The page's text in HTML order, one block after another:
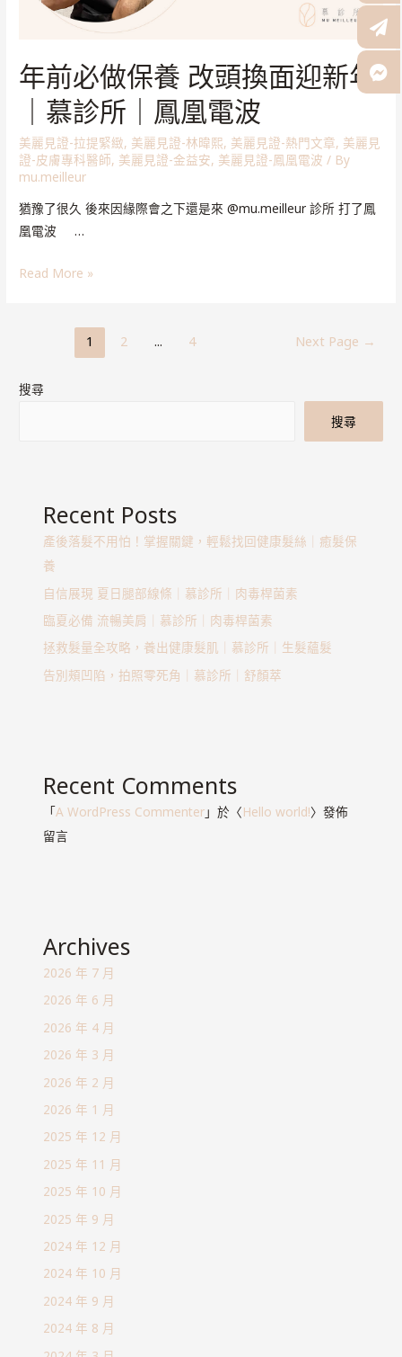
年前必做保養 改頭換面迎新年
｜慕診所｜鳳凰電波
美麗見證-拉提緊緻, 美麗見證-林暐熙, 美麗見證-熱門文章, 美麗見
證-皮膚專科醫師, 美麗見證-金益安, 美麗見證-鳳凰電波 / By
mu.meilleur
猶豫了很久 後來因緣際會之下還是來 @mu.meilleur 診所 打了鳳
凰電波 …
Read More »
1 2 ... 4 Next Page →
搜尋
搜尋
Recent Posts
產後落髮不用怕！掌握關鍵，輕鬆找回健康髮絲｜癒髮保
養
自信展現 夏日腿部線條｜慕診所｜肉毒桿菌素
臨夏必備 流暢美肩｜慕診所｜肉毒桿菌素
拯救髮量全攻略，養出健康髮肌｜慕診所｜生髮蘊髮
告別頰凹陷，拍照零死角｜慕診所｜舒顏萃
Recent Comments
「A WordPress Commenter」於〈Hello world!〉發佈
留言
Archives
2026 年 7 月
2026 年 6 月
2026 年 4 月
2026 年 3 月
2026 年 2 月
2026 年 1 月
2025 年 12 月
2025 年 11 月
2025 年 10 月
2025 年 9 月
2024 年 12 月
2024 年 10 月
2024 年 9 月
2024 年 8 月